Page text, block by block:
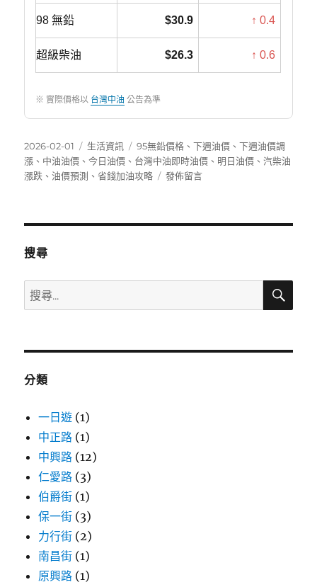
98 無鉛 $30.9 ↑ 0.4
超級柴油 $26.3 ↑ 0.6
※ 實際價格以 台灣中油 公告為準
發
佈
日
2026-02-01
分
類
生活資訊
標
籤
95無鉛價格 、下週油價 、下週油價調
漲 、 中油油價 、今日油價 、 台灣中油即時油價 、 明日油價 、 汽柴油
漲跌 、油價預測 、省錢加油攻略
在
調
汽
0.4
發佈留言
搜尋
搜
尋
鍵
搜
分類
一日遊 (1)
中正路 (1)
中興路 (12)
仁愛路 (3)
伯爵街 (1)
保一街 (3)
力行街 (2)
南昌街 (1)
原興路 (1)